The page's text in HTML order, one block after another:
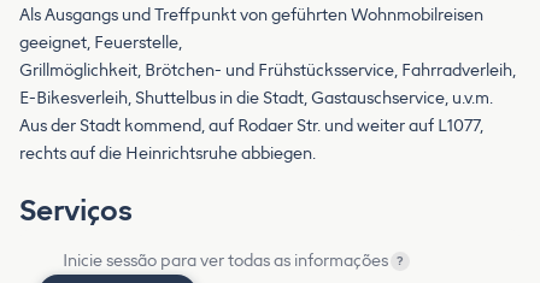
Als Ausgangs und Treffpunkt von geführten Wohnmobilreisen
geeignet, Feuerstelle,
Grillmöglichkeit, Brötchen- und Frühstücksservice, Fahrradverleih,
E-Bikesverleih, Shuttelbus in die Stadt, Gastauschservice, u.v.m.
Aus der Stadt kommend, auf Rodaer Str. und weiter auf L1077,
rechts auf die Heinrichtsruhe abbiegen.
Serviços
Inicie sessão para ver todas as informações ?